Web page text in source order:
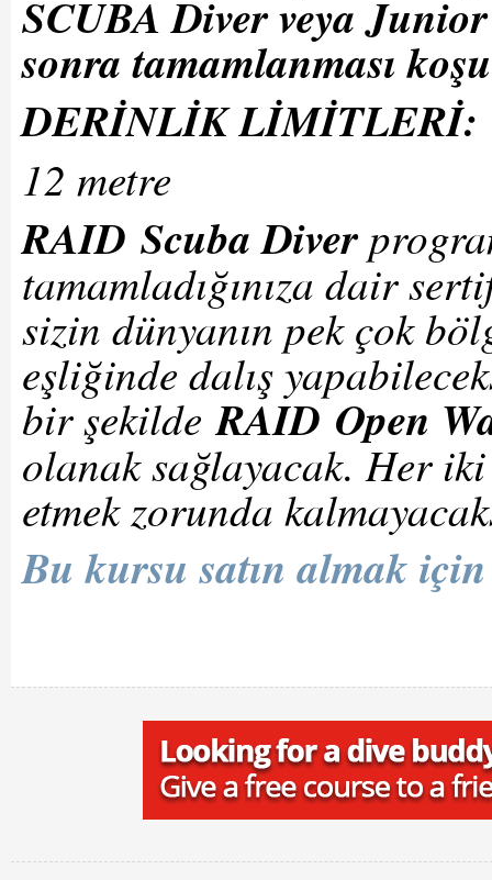
SCUBA Diver veya
sonra tamamlanması
DERİNLİK LİMİTLERİ:
12 metre
RAID Scuba Diver
tamamladığınıza dair
sizin dünyanın pek çok
eşliğinde dalış
bir şekildeRAID Open
olanak sağlayacak. Her
etmek zorunda
Bu kursu satın almak